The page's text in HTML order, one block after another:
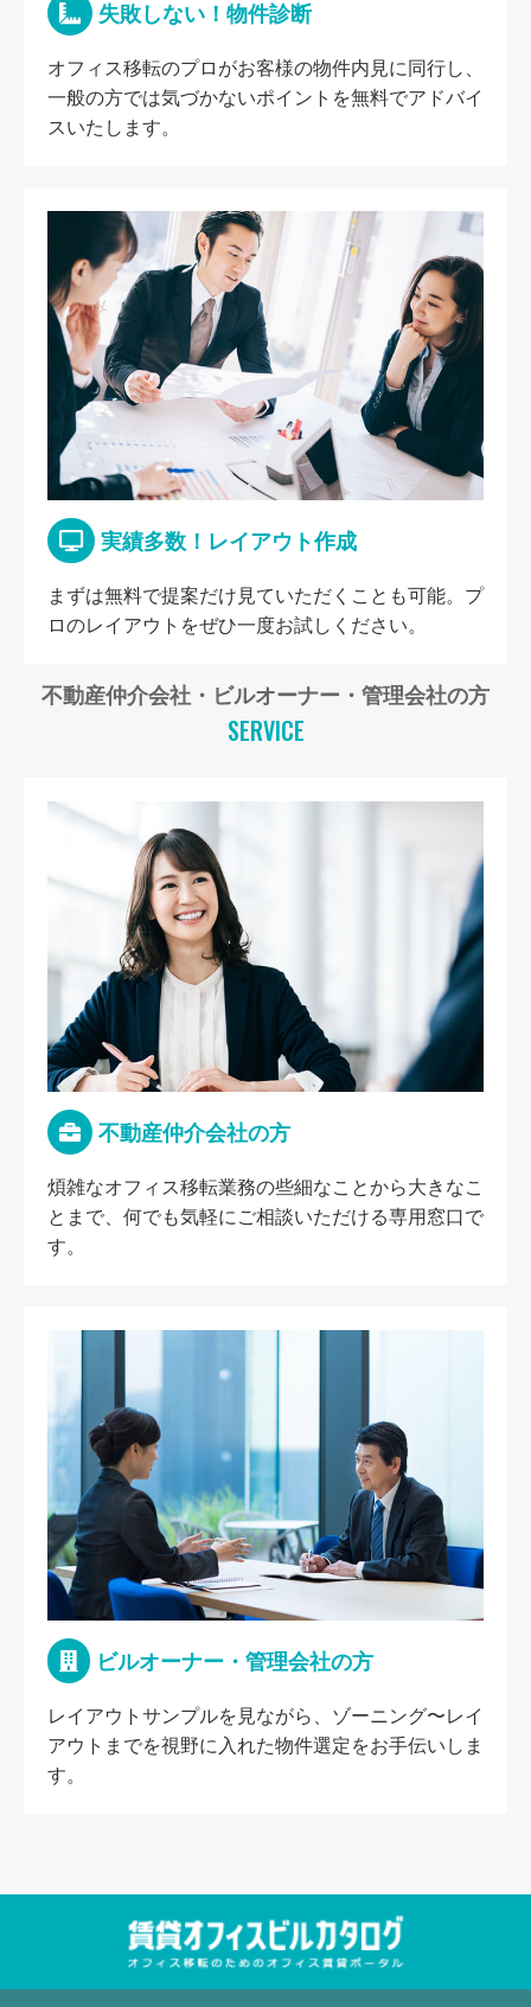
失敗しない！物件診断
オフィス移転のプロがお客様の物件内見に同行し、
一般の方では気づかないポイントを無料でアドバイ
スいたします。
実績多数！レイアウト作成
まずは無料で提案だけ見ていただくことも可能。プ
ロのレイアウトをぜひ一度お試しください。
不動産仲介会社・ビルオーナー・管理会社の方
SERVICE
不動産仲介会社の方
煩雑なオフィス移転業務の些細なことから大きなこ
とまで、何でも気軽にご相談いただける専用窓口で
す。
ビルオーナー・管理会社の方
レイアウトサンプルを見ながら、ゾーニング〜レイ
アウトまでを視野に入れた物件選定をお手伝いしま
す。